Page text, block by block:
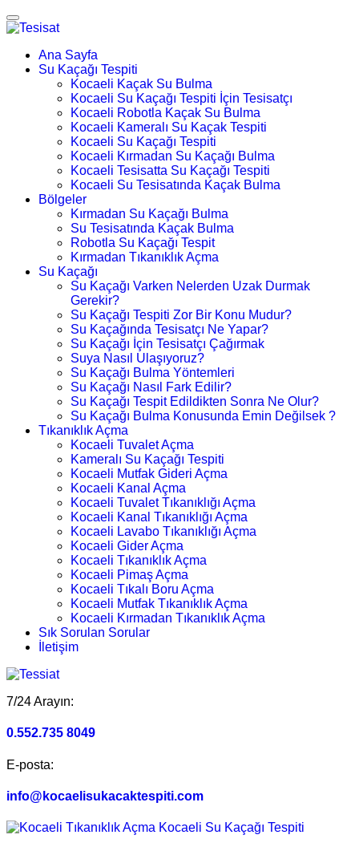
Ana Sayfa
Su Kaçağı Tespiti
Kocaeli Kaçak Su Bulma
Kocaeli Su Kaçağı Tespiti İçin Tesisatçı
Kocaeli Robotla Kaçak Su Bulma
Kocaeli Kameralı Su Kaçak Tespiti
Kocaeli Su Kaçağı Tespiti
Kocaeli Kırmadan Su Kaçağı Bulma
Kocaeli Tesisatta Su Kaçağı Tespiti
Kocaeli Su Tesisatında Kaçak Bulma
Bölgeler
Kırmadan Su Kaçağı Bulma
Su Tesisatında Kaçak Bulma
Robotla Su Kaçağı Tespit
Kırmadan Tıkanıklık Açma
Su Kaçağı
Su Kaçağı Varken Nelerden Uzak Durmak
Gerekir?
Su Kaçağı Tespiti Zor Bir Konu Mudur?
Su Kaçağında Tesisatçı Ne Yapar?
Su Kaçağı İçin Tesisatçı Çağırmak
Suya Nasıl Ulaşıyoruz?
Su Kaçağı Bulma Yöntemleri
Su Kaçağı Nasıl Fark Edilir?
Su Kaçağı Tespit Edildikten Sonra Ne Olur?
Su Kaçağı Bulma Konusunda Emin Değilsek ?
Tıkanıklık Açma
Kocaeli Tuvalet Açma
Kameralı Su Kaçağı Tespiti
Kocaeli Mutfak Gideri Açma
Kocaeli Kanal Açma
Kocaeli Tuvalet Tıkanıklığı Açma
Kocaeli Kanal Tıkanıklığı Açma
Kocaeli Lavabo Tıkanıklığı Açma
Kocaeli Gider Açma
Kocaeli Tıkanıklık Açma
Kocaeli Pimaş Açma
Kocaeli Tıkalı Boru Açma
Kocaeli Mutfak Tıkanıklık Açma
Kocaeli Kırmadan Tıkanıklık Açma
Sık Sorulan Sorular
İletişim
7/24 Arayın:
0.552.735 8049
E-posta:
info@kocaelisukacaktespiti.com